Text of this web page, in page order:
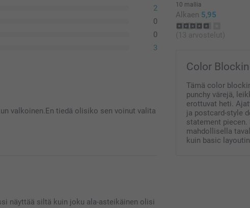
2
0
0
3
valkoinen.En tiedä olisiko sen voinut valita
meille erittäin tärkeää. Kiva että pidät
näyttää siltä kuin joku ala-asteikäinen olisi
10 mallia
Alkaen 5,95
(13 arvostelut)
Color
Tämä color
punchy värejä,
erottuvat heti.
ja postcard-style
statement piecen.
mahdollisella
kuin basic